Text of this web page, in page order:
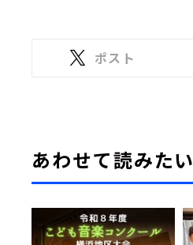
ポスト
あわせて読みたい